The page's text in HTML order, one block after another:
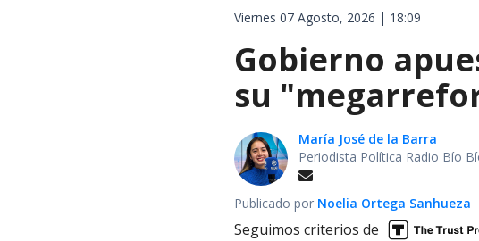
Viernes 07 Agosto, 2026 | 18:09
Gobierno
su
María José de la Barra
Periodista Política Radio Bío
Publicado por Noelia Ortega Sanhueza
Seguimos criterios de